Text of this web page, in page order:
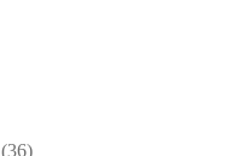
(36)